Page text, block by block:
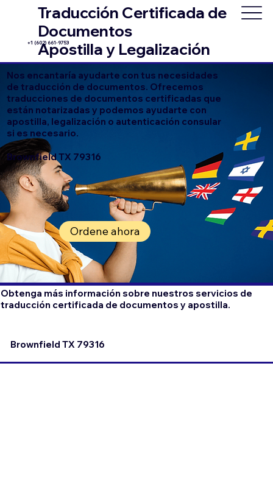
Traducción Certificada de
Documentos
Apostilla y Legalización
+1 (602) 661-9753
Nos encantaría ayudarte con tus necesidades
de traducción de documentos. Ofrecemos
traducciones de documentos certificadas que
están notarizadas y podemos ayudarte con
apostilla, legalización o autenticación consular
si es necesario.
Brownfield TX 79316
Ordene ahora
Obtenga más información sobre nuestros servicios de
traducción certificada de documentos y apostilla.
Brownfield TX 79316